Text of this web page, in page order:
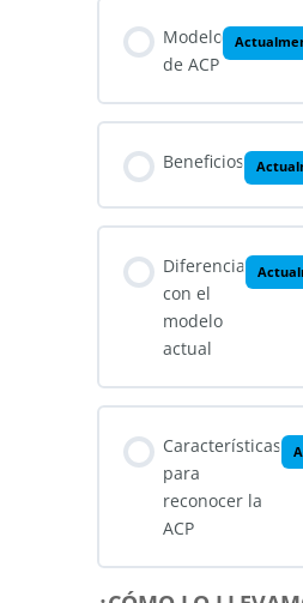
Modelo
de ACP
Beneficios
Diferencia
con el
modelo
actual
Características
para
reconocer la
ACP